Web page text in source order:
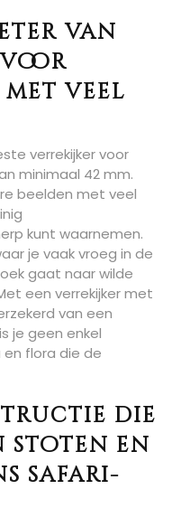
van
voor
met veel
verrekijker voor
minimaal 42 mm.
beelden met veel
kunt waarnemen.
je vaak vroeg in de
gaat naar wilde
een verrekijker met
van een
je geen enkel
flora die de
die
stoten en
safari-